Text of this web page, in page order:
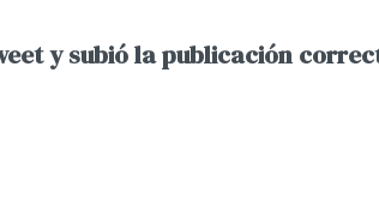
y subió la publicación